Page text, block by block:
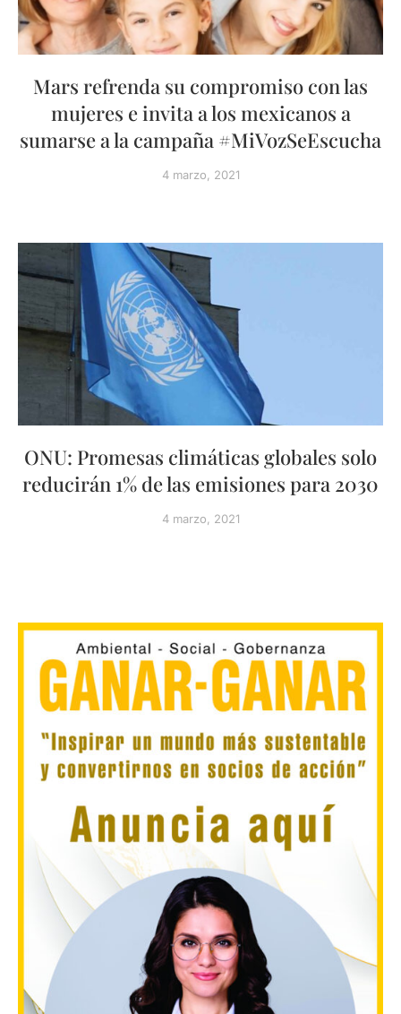
Mars refrenda su compromiso con las
mujeres e invita a los mexicanos a
sumarse a la campaña #MiVozSeEscucha
4 marzo, 2021
ONU: Promesas climáticas globales solo
reducirán 1% de las emisiones para 2030
4 marzo, 2021